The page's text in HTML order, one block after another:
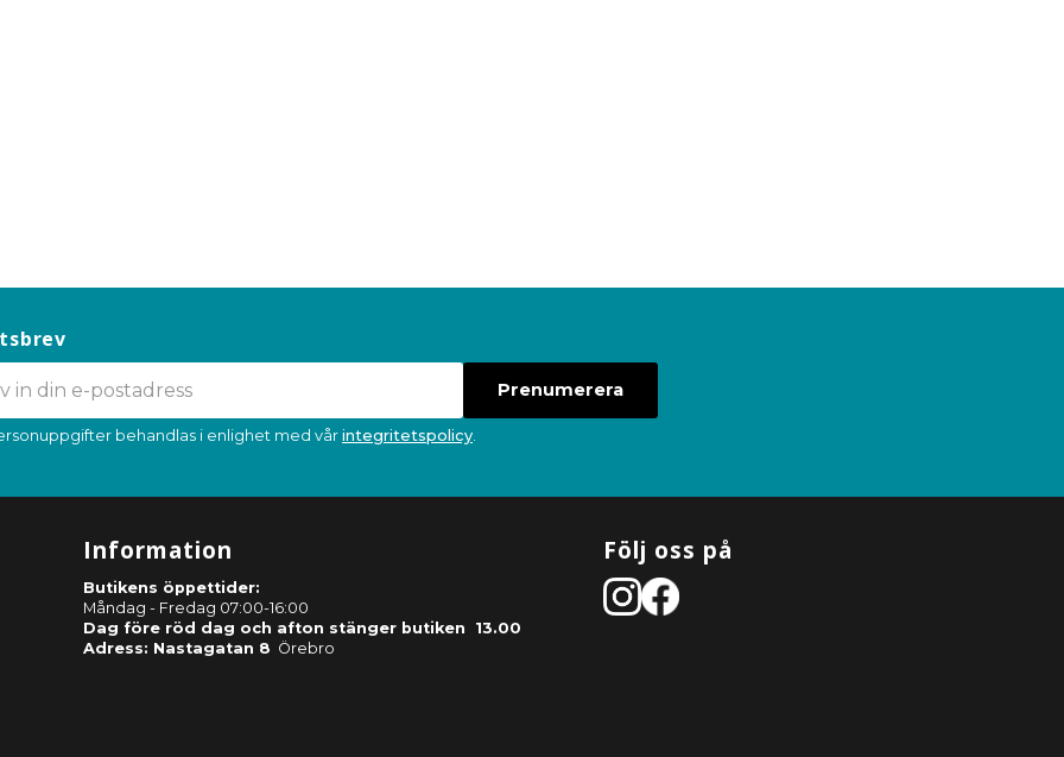
Prenumerera
behandlas i enlighet med vårintegritetspolicy.
Information
Butikens öppettider:
Måndag - Fredag 07:00-16:00
Dag före röd dag och afton stänger butiken 13.00
Adress: Nastagatan 8 Örebro
Följ oss på